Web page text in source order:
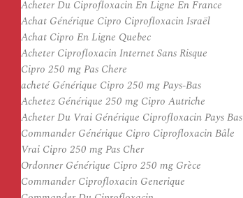
Acheter Du Ciprofloxacin En Ligne En France
Achat Générique Cipro Ciprofloxacin Israël
Achat Cipro En Ligne Quebec
Acheter Ciprofloxacin Internet Sans Risque
Cipro 250 mg Pas Chere
acheté Générique Cipro 250 mg Pays-Bas
Achetez Générique 250 mg Cipro Autriche
Acheter Du Vrai Générique Ciprofloxacin Pays Bas
Commander Générique Cipro Ciprofloxacin Bâle
Vrai Cipro 250 mg Pas Cher
Ordonner Générique Cipro 250 mg Grèce
Commander Ciprofloxacin Generique